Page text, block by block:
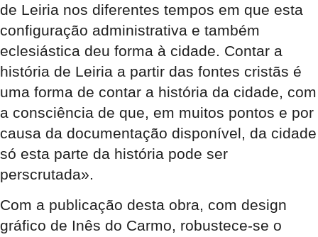
de Leiria nos diferentes tempos em que esta
configuração administrativa e também
eclesiástica deu forma à cidade. Contar a
história de Leiria a partir das fontes cristãs é
uma forma de contar a história da cidade, com
a consciência de que, em muitos pontos e por
causa da documentação disponível, da cidade
só esta parte da história pode ser
perscrutada».
Com a publicação desta obra, com design
gráfico de Inês do Carmo, robustece-se o